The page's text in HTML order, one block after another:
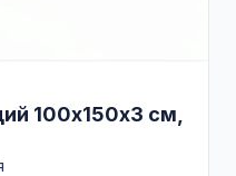
100х150х3 см,